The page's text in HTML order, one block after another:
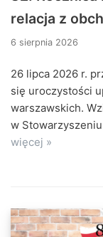
relacja z
6 sierpnia 2026
26 lipca 2026 r.
się uroczystości
warszawskich.
w
więcej »